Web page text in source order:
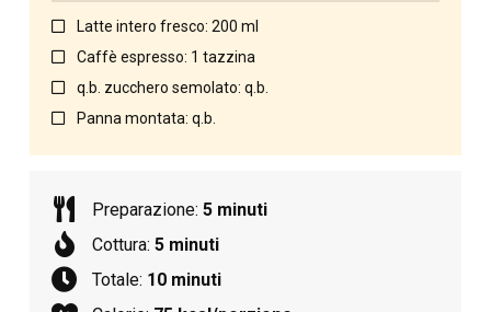
Latte intero fresco: 200 ml
Caffè espresso: 1 tazzina
q.b. zucchero semolato: q.b.
Panna montata: q.b.
Preparazione:5 minuti
Cottura:5 minuti
Totale: 10 minuti